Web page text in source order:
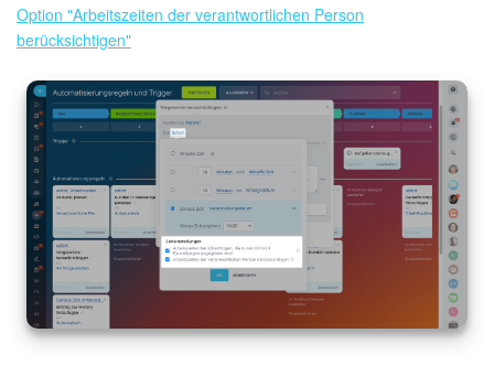
Option "Arbeitszeiten der verantwortlichen Person
berücksichtigen"